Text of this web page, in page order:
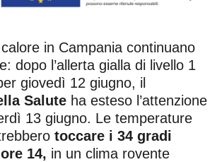
in Campania continuano
dopo l’allerta gialla di livello 1
giovedì 12 giugno, il
Salute ha esteso l’attenzione
13 giugno. Le temperature
toccare i 34 gradi
14, in un clima rovente